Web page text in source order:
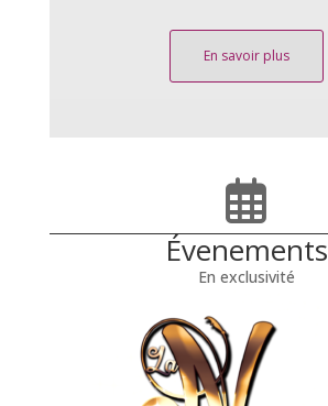
En savoir plus
Évenements
En exclusivité